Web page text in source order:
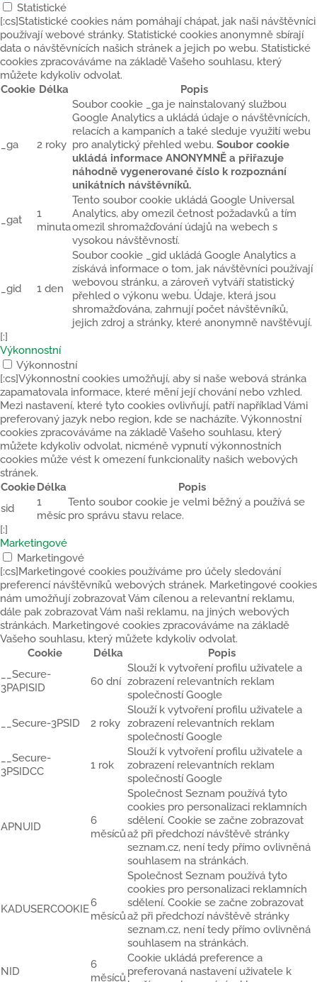
Statistické
[:cs]Statistické cookies nám pomáhají chápat, jak naši návštěvníci
používají webové stránky. Statistické cookies anonymně sbírají
data o návštěvnících našich stránek a jejich po webu. Statistické
cookies zpracováváme na základě Vašeho souhlasu, který
můžete kdykoliv odvolat.
Cookie Délka Popis
_ga 2 roky
Soubor cookie _ga je nainstalovaný službou
Google Analytics a ukládá údaje o návštěvnících,
relacích a kampaních a také sleduje využití webu
pro analytický přehled webu. Soubor cookie
ukládá informace ANONYMNĚ a přiřazuje
náhodně vygenerované číslo k rozpoznání
unikátních návštěvníků.
_gat
1
minuta
Tento soubor cookie ukládá Google Universal
Analytics, aby omezil četnost požadavků a tím
omezil shromažďování údajů na webech s
vysokou návštěvností.
_gid 1 den
Soubor cookie _gid ukládá Google Analytics a
získává informace o tom, jak návštěvníci používají
webovou stránku, a zároveň vytváří statistický
přehled o výkonu webu. Údaje, která jsou
shromažďována, zahrnují počet návštěvníků,
jejich zdroj a stránky, které anonymně navštěvují.
[:]
Výkonnostní
Výkonnostní
[:cs]Výkonnostní cookies umožňují, aby si naše webová stránka
zapamatovala informace, které mění její chování nebo vzhled.
Mezi nastavení, které tyto cookies ovlivňují, patří například Vámi
preferovaný jazyk nebo region, kde se nacházíte. Výkonnostní
cookies zpracováváme na základě Vašeho souhlasu, který
můžete kdykoliv odvolat, nicméně vypnutí výkonnostních
cookies může vést k omezení funkcionality našich webových
stránek.
CookieDélka
Popis
sid
1
měsíc
Tento soubor cookie je velmi běžný a používá se
pro správu stavu relace.
[:]
Marketingové
Marketingové
[:cs]Marketingové cookies používáme pro účely sledování
preferencí návštěvníků webových stránek. Marketingové cookies
nám umožňují zobrazovat Vám cílenou a relevantní reklamu,
dále pak zobrazovat Vám naši reklamu, na jiných webových
stránkách. Marketingové cookies zpracováváme na základě
Vašeho souhlasu, který můžete kdykoliv odvolat.
Cookie
Délka
Popis
__Secure-
3PAPISID
60 dní
Slouží k vytvoření profilu uživatele a
zobrazení relevantních reklam
společností Google
__Secure-3PSID 2 roky
Slouží k vytvoření profilu uživatele a
zobrazení relevantních reklam
společností Google
__Secure-
3PSIDCC
1 rok
Slouží k vytvoření profilu uživatele a
zobrazení relevantních reklam
společností Google
APNUID
6
měsíců
Společnost Seznam používá tyto
cookies pro personalizaci reklamních
sdělení. Cookie se začne zobrazovat
až při předchozí návštěvě stránky
seznam.cz, není tedy přímo ovlivněná
souhlasem na stránkách.
KADUSERCOOKIE6
měsíců
Společnost Seznam používá tyto
cookies pro personalizaci reklamních
sdělení. Cookie se začne zobrazovat
až při předchozí návštěvě stránky
seznam.cz, není tedy přímo ovlivněná
souhlasem na stránkách.
NID
6
měsíců
Cookie ukládá preference a
preferovaná nastavení uživatele k